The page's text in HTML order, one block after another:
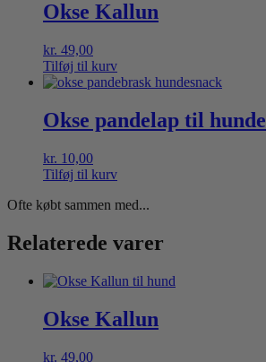
Okse Kallun
kr. 49,00
Tilføj til kurv
Okse pandelap til hunde
kr. 10,00
Tilføj til kurv
Ofte købt sammen med...
Relaterede varer
Okse Kallun
kr. 49,00